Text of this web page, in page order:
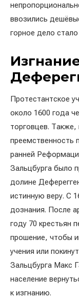
ввозились
горное дело
Протестантское
около 1600 года
торговцев.
преемственность
ранней
Зальцбурга было
долине
истинную веру. С
дознания. После
году 70 крестьян
прошение, чтобы
учения или
Зальцбурга Макс
население
к изгнанию.